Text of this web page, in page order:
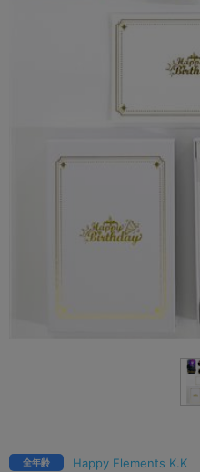
Happy Elements K.K
全年齢